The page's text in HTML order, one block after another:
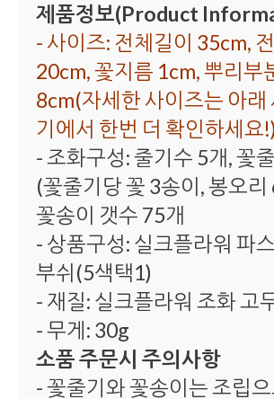
제품정보(Product
- 사이즈: 전체길이 35cm,
20cm, 꽃지름 1cm, 뿌리부
8cm(자세한 사이즈는 아래
기에서 한번 더 확인하세요!)
- 조화구성: 줄기수 5개, 꽃
(꽃줄기당 꽃 3송이, 봉오리
꽃송이 갯수 75개
- 상품구성: 실크플라워 파
부쉬(5색택1)
- 재질: 실크플라워 조화 고
- 무게: 30g
소품 주문시 주의사항
- 꽃줄기와 꽃송이는 조립